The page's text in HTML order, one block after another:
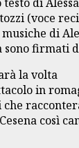
(voce
di
sono firmati
la volta
in
che
così